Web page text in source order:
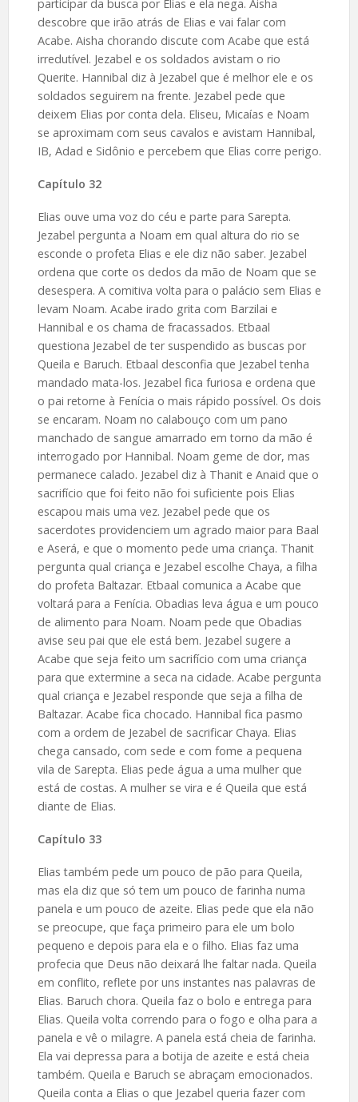
participar da busca por Elias e ela nega. Aisha
descobre que irão atrás de Elias e vai falar com
Acabe. Aisha chorando discute com Acabe que está
irredutível. Jezabel e os soldados avistam o rio
Querite. Hannibal diz à Jezabel que é melhor ele e os
soldados seguirem na frente. Jezabel pede que
deixem Elias por conta dela. Eliseu, Micaías e Noam
se aproximam com seus cavalos e avistam Hannibal,
IB, Adad e Sidônio e percebem que Elias corre perigo.
Capítulo 32
Elias ouve uma voz do céu e parte para Sarepta.
Jezabel pergunta a Noam em qual altura do rio se
esconde o profeta Elias e ele diz não saber. Jezabel
ordena que corte os dedos da mão de Noam que se
desespera. A comitiva volta para o palácio sem Elias e
levam Noam. Acabe irado grita com Barzilai e
Hannibal e os chama de fracassados. Etbaal
questiona Jezabel de ter suspendido as buscas por
Queila e Baruch. Etbaal desconfia que Jezabel tenha
mandado mata-los. Jezabel fica furiosa e ordena que
o pai retorne à Fenícia o mais rápido possível. Os dois
se encaram. Noam no calabouço com um pano
manchado de sangue amarrado em torno da mão é
interrogado por Hannibal. Noam geme de dor, mas
permanece calado. Jezabel diz à Thanit e Anaid que o
sacrifício que foi feito não foi suficiente pois Elias
escapou mais uma vez. Jezabel pede que os
sacerdotes providenciem um agrado maior para Baal
e Aserá, e que o momento pede uma criança. Thanit
pergunta qual criança e Jezabel escolhe Chaya, a filha
do profeta Baltazar. Etbaal comunica a Acabe que
voltará para a Fenícia. Obadias leva água e um pouco
de alimento para Noam. Noam pede que Obadias
avise seu pai que ele está bem. Jezabel sugere a
Acabe que seja feito um sacrifício com uma criança
para que extermine a seca na cidade. Acabe pergunta
qual criança e Jezabel responde que seja a filha de
Baltazar. Acabe fica chocado. Hannibal fica pasmo
com a ordem de Jezabel de sacrificar Chaya. Elias
chega cansado, com sede e com fome a pequena
vila de Sarepta. Elias pede água a uma mulher que
está de costas. A mulher se vira e é Queila que está
diante de Elias.
Capítulo 33
Elias também pede um pouco de pão para Queila,
mas ela diz que só tem um pouco de farinha numa
panela e um pouco de azeite. Elias pede que ela não
se preocupe, que faça primeiro para ele um bolo
pequeno e depois para ela e o filho. Elias faz uma
profecia que Deus não deixará lhe faltar nada. Queila
em conflito, reflete por uns instantes nas palavras de
Elias. Baruch chora. Queila faz o bolo e entrega para
Elias. Queila volta correndo para o fogo e olha para a
panela e vê o milagre. A panela está cheia de farinha.
Ela vai depressa para a botija de azeite e está cheia
também. Queila e Baruch se abraçam emocionados.
Queila conta a Elias o que Jezabel queria fazer com